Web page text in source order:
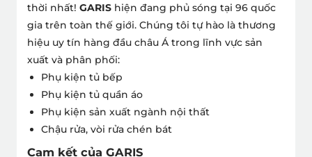
thời nhất! GARIS hiện đang phủ sóng tại 96 quốc
gia trên toàn thế giới. Chúng tôi tự hào là thương
hiệu uy tín hàng đầu châu Á trong lĩnh vực sản
xuất và phân phối:
Phụ kiện tủ bếp
Phụ kiện tủ quần áo
Phụ kiện sản xuất ngành nội thất
Chậu rửa, vòi rửa chén bát
Cam kết của GARIS